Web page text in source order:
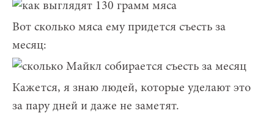
Вот сколько мяса ему придется съесть за
месяц:
Кажется, я знаю людей, которые уделают это
за пару дней и даже не заметят.